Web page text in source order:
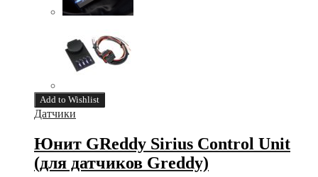
Add to Wishlist
Датчики
Юнит GReddy Sirius Control Unit
(для датчиков Greddy)